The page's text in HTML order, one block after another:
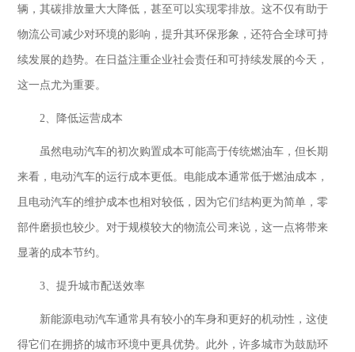
辆，其碳排放量大大降低，甚至可以实现零排放。这不仅有助于
物流公司减少对环境的影响，提升其环保形象，还符合全球可持
续发展的趋势。在日益注重企业社会责任和可持续发展的今天，
这一点尤为重要。
2、降低运营成本
虽然电动汽车的初次购置成本可能高于传统燃油车，但长期
来看，电动汽车的运行成本更低。电能成本通常低于燃油成本，
且电动汽车的维护成本也相对较低，因为它们结构更为简单，零
部件磨损也较少。对于规模较大的物流公司来说，这一点将带来
显著的成本节约。
3、提升城市配送效率
新能源电动汽车通常具有较小的车身和更好的机动性，这使
得它们在拥挤的城市环境中更具优势。此外，许多城市为鼓励环